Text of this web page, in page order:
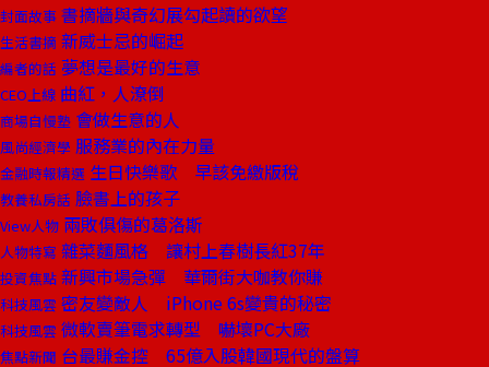
封面故事 書摘牆與奇幻展勾起讀的欲望
生活書摘 新威士忌的崛起
編者的話 夢想是最好的生意
CEO上線 曲紅，人潦倒
商場自慢塾 會做生意的人
風尚經濟學 服務業的內在力量
金融時報精選 生日快樂歌 早該免繳版稅
教養私房話 臉書上的孩子
View人物 兩敗俱傷的葛洛斯
人物特寫 雜菜麵風格 讓村上春樹長紅37年
投資焦點 新興市場急彈 華爾街大咖教你賺
科技風雲 密友變敵人 iPhone 6s變貴的秘密
科技風雲 微軟賣筆電求轉型 嚇壞PC大廠
焦點新聞 台最賺金控 65億入股韓國現代的盤算